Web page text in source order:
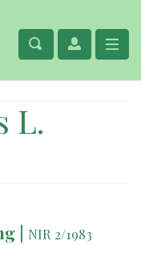
L.
| NIR 2/1983